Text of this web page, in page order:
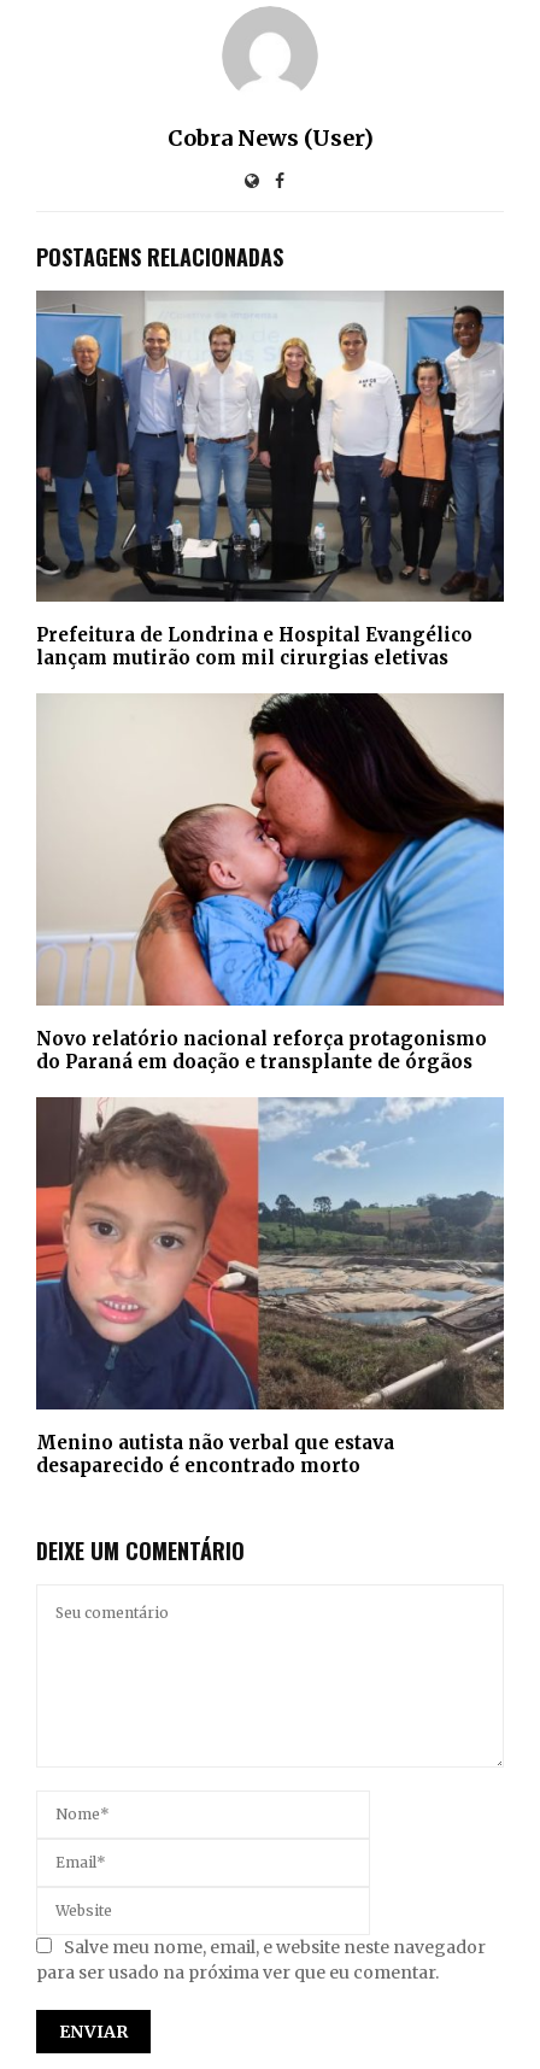
Cobra News (User)
POSTAGENS RELACIONADAS
Prefeitura de Londrina e Hospital Evangélico
lançam mutirão com mil cirurgias eletivas
Novo relatório nacional reforça protagonismo
do Paraná em doação e transplante de órgãos
Menino autista não verbal que estava
desaparecido é encontrado morto
DEIXE UM COMENTÁRIO
Salve meu nome, email, e website neste navegador
para ser usado na próxima ver que eu comentar.